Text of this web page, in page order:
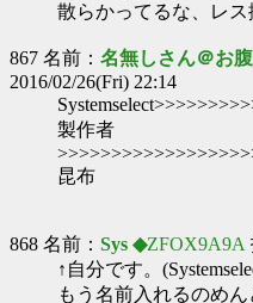
散らかってるな、レ
867 名前： 名無しさん＠お
2016/02/26(Fri) 22:14
製作者
昆布
868 名前： Sys ◆ZFOX9A9A
↑自分です。
もう名前入れるのめ